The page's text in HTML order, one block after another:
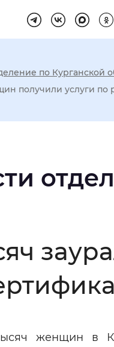
С
Включены
по Курганской
получили услуги по
женщин в